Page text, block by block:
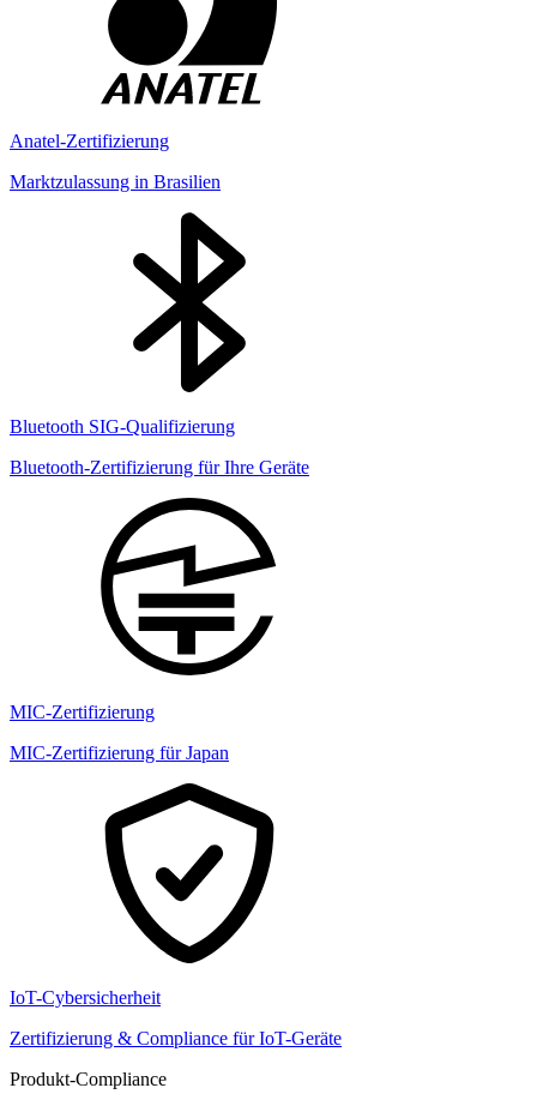
Anatel-Zertifizierung
Marktzulassung in Brasilien
Bluetooth SIG-Qualifizierung
Bluetooth-Zertifizierung für Ihre Geräte
MIC-Zertifizierung
MIC-Zertifizierung für Japan
IoT-Cybersicherheit
Zertifizierung & Compliance für IoT-Geräte
Produkt-Compliance